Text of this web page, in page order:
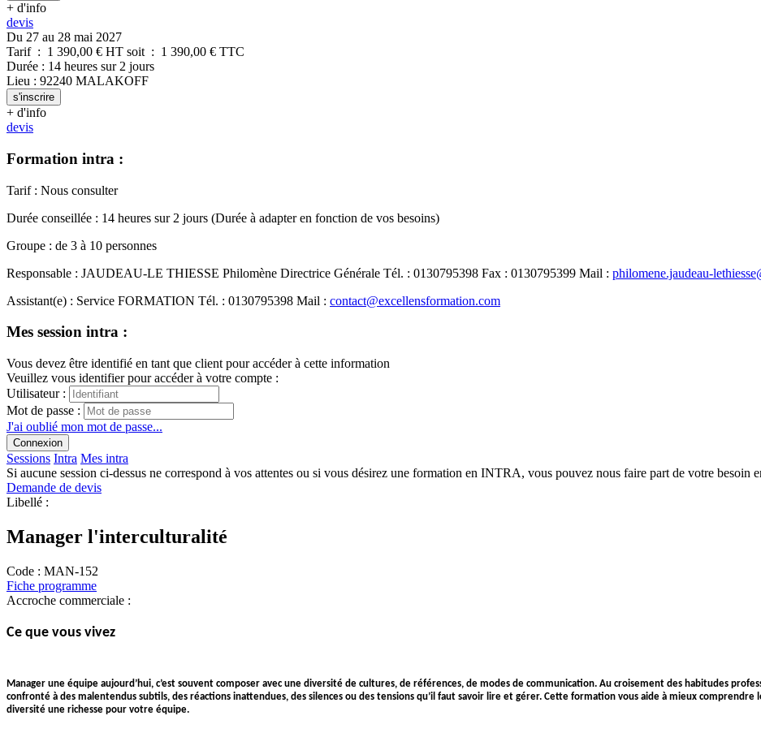
+ d'info
devis
Du 27 au 28 mai 2027
Tarif : 1 390,00 € HT soit : 1 390,00 € TTC
Durée : 14 heures sur 2 jours
Lieu : 92240 MALAKOFF
s'inscrire
+ d'info
devis
Formation intra :
Tarif : Nous consulter
Durée conseillée : 14 heures sur 2 jours (Durée à adapter en fonction de vos besoins)
Groupe : de 3 à 10 personnes
Responsable : JAUDEAU-LE THIESSE Philomène Directrice Générale Tél. : 0130795398 Fax : 0130795399 Mail : philomene.jaudeau-
Assistant(e) : Service FORMATION Tél. : 0130795398 Mail : contact@excellensformation.com
Mes session intra :
Vous devez être identifié en tant que client pour accéder à cette information
Veuillez vous identifier pour accéder à votre compte :
Utilisateur :
Mot de passe :
J'ai oublié mon mot de passe...
Connexion
Sessions Intra Mes intra
Si aucune session ci-dessus ne correspond à vos attentes ou si vous désirez une formation en INTRA, vous pouvez nous faire part de votre besoin
Demande de devis
Libellé :
Manager l'interculturalité
Code : MAN-152
Fiche programme
Accroche commerciale :
Ce que vous vivez
Manager une équipe aujourd’hui, c’est souvent composer avec une diversité de cultures, de références, de modes de communication. Au croisement des habitudes
confronté à des malentendus subtils, des réactions inattendues, des silences ou des tensions qu’il faut savoir lire et gérer. Cette formation vous aide à mieux
diversité une richesse pour votre équipe.